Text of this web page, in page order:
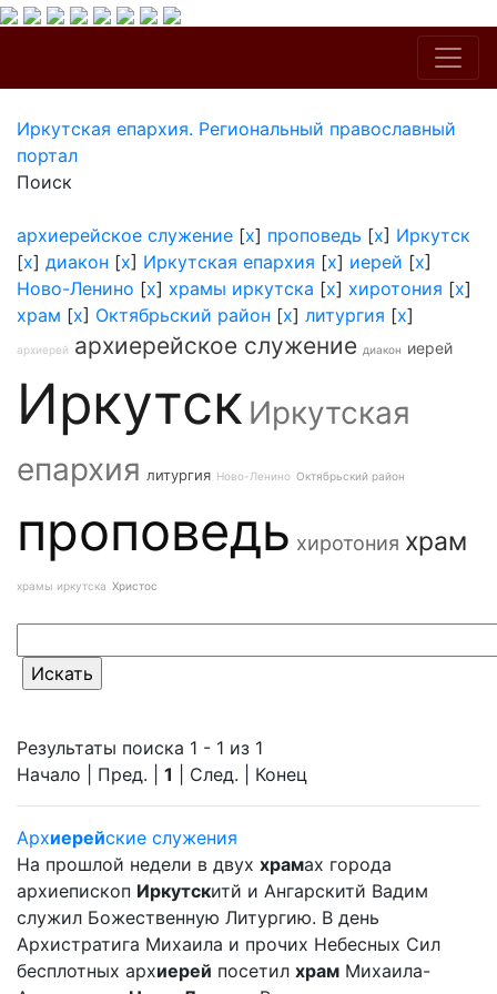
Иркутская епархия. Региональный православный
портал
Поиск
архиерейское служение [x] проповедь [x] Иркутск
[x] диакон [x] Иркутская епархия [x] иерей [x]
Ново-Ленино [x] храмы иркутска [x] хиротония [x]
храм [x] Октябрьский район [x] литургия [x]
архиерей архиерейское служение диакон иерей
Иркутск Иркутская
епархия литургия Ново-Ленино Октябрьский район
проповедь хиротония храм
храмы иркутска Христос
Результаты поиска 1 - 1 из 1
Начало | Пред. | 1 | След. | Конец
Архиерейские служения
На прошлой недели в двух храмах города
архиепископ Иркутскитй и Ангарскитй Вадим
служил Божественную Литургию. В день
Архистратига Михаила и прочих Небесных Сил
бесплотных архиерей посетил храм Михаила-